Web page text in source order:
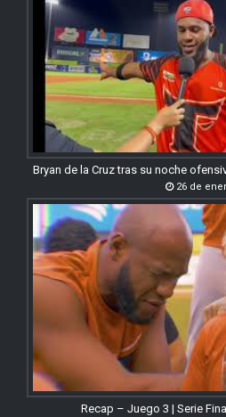
Bryan de la Cruz tras su noche
26 de
Recap – Juego 3 | Serie